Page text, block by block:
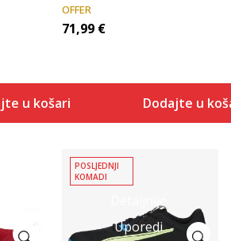
u košaricu
OFFER
71,99 €
Dodajte u
Uporedi
POSLJEDNJI
KOMADI